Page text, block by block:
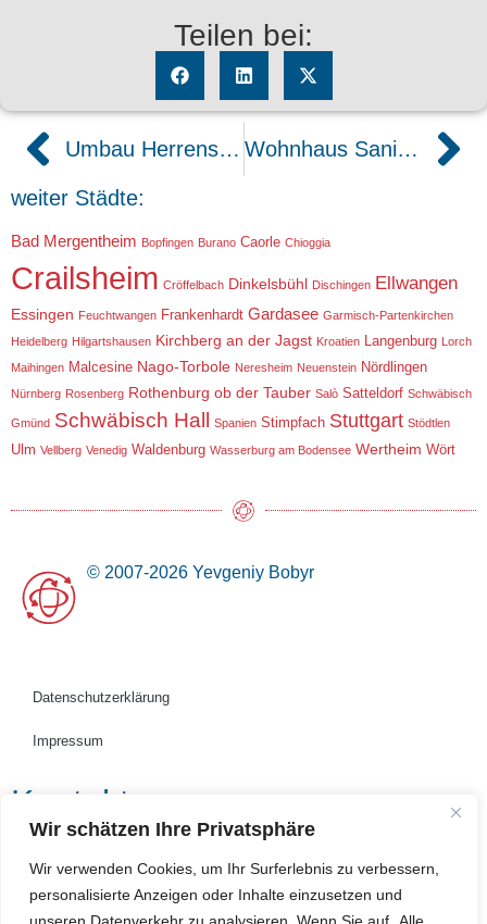
Wir schätzen Ihre Privatsphäre
Wir verwenden Cookies, um Ihr Surferlebnis zu verbessern,
personalisierte Anzeigen oder Inhalte einzusetzen und
Teilen bei:
Umbau Herrensteg Crailsheim Wohnhaus Sanierung
weiter Städte:
Bad Mergentheim Bopfingen Burano Caorle Chioggia
Crailsheim Cröffelbach Dinkelsbühl Dischingen Ellwangen
Essingen Feuchtwangen Frankenhardt Gardasee Garmisch-Partenkirchen
Heidelberg Hilgartshausen Kirchberg an der Jagst Kroatien Langenburg Lorch
Maihingen Malcesine Nago-Torbole Neresheim Neuenstein Nördlingen
Nürnberg Rosenberg Rothenburg ob der Tauber Salò Satteldorf Schwäbisch
Gmünd Schwäbisch Hall Spanien Stimpfach Stuttgart Stödtlen
Ulm Vellberg Venedig Waldenburg Wasserburg am Bodensee Wertheim Wört
© 2007-2026 Yevgeniy Bobyr
Datenschutzerklärung
Impressum
Kontakt